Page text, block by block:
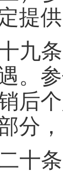
提
九条
。
后
分
十条